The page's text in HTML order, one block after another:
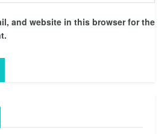
and website in this browser for the